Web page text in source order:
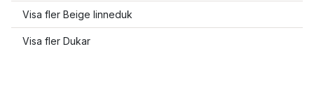
Visa fler Beige linneduk
Visa fler Dukar